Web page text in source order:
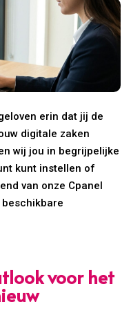
erin dat jij de
digitale zaken
wij jou in begrijpelijke
kunt instellen of
van onze Cpanel
voor het